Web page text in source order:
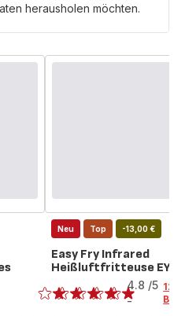
herausholen möchten.
Neu Top -13,00 €
Easy Fry Infrared
Heißluftfritteuse
Bewertung
4.8 /5
-
126